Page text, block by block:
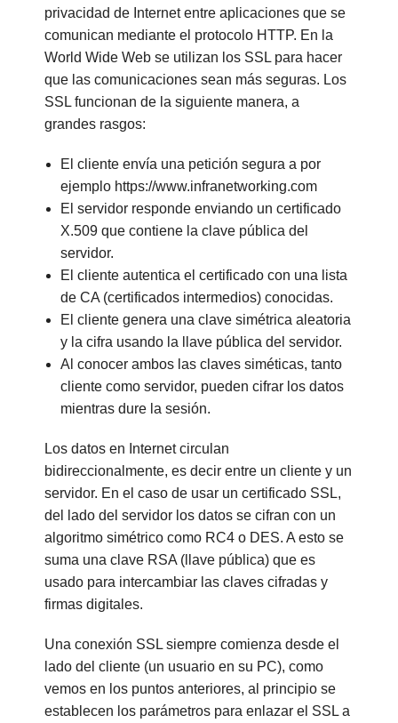
privacidad de Internet entre aplicaciones que se
comunican mediante el protocolo HTTP. En la
World Wide Web se utilizan los SSL para hacer
que las comunicaciones sean más seguras. Los
SSL funcionan de la siguiente manera, a
grandes rasgos:
El cliente envía una petición segura a por
ejemplo https://www.infranetworking.com
El servidor responde enviando un certificado
X.509 que contiene la clave pública del
servidor.
El cliente autentica el certificado con una lista
de CA (certificados intermedios) conocidas.
El cliente genera una clave simétrica aleatoria
y la cifra usando la llave pública del servidor.
Al conocer ambos las claves siméticas, tanto
cliente como servidor, pueden cifrar los datos
mientras dure la sesión.
Los datos en Internet circulan
bidireccionalmente, es decir entre un cliente y un
servidor. En el caso de usar un certificado SSL,
del lado del servidor los datos se cifran con un
algoritmo simétrico como RC4 o DES. A esto se
suma una clave RSA (llave pública) que es
usado para intercambiar las claves cifradas y
firmas digitales.
Una conexión SSL siempre comienza desde el
lado del cliente (un usuario en su PC), como
vemos en los puntos anteriores, al principio se
establecen los parámetros para enlazar el SSL a